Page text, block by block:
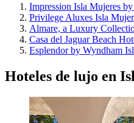
Impression Isla Mujeres
Privilege Aluxes Isla
Almare, a Luxury
Casa del Jaguar Beach
Esplendor by Wyndham
Hoteles de lujo en